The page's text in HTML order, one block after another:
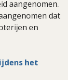
aangenomen.
dat
en
het